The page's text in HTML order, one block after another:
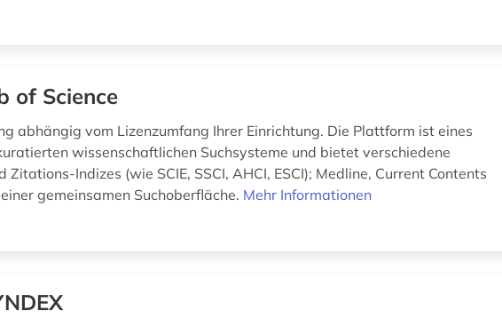
of Science
abhängig vom Lizenzumfang Ihrer Einrichtung. Die Plattform ist eines
wissenschaftlichen Suchsysteme und bietet verschiedene
Indizes (wie SCIE, SSCI, AHCI, ESCI); Medline, Current Contents
gemeinsamen Suchoberfläche. Mehr Informationen